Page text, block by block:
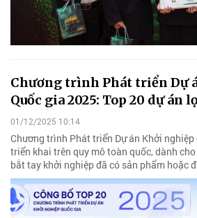
Chương trình Phát triển Dự
Quốc gia 2025: Top 20 dự án
01/12/2025 10:14
Chương trình Phát triển Dự án Khởi
triển khai trên quy mô toàn quốc, dành
bắt tay khởi nghiệp đã có sản phẩm hoặc